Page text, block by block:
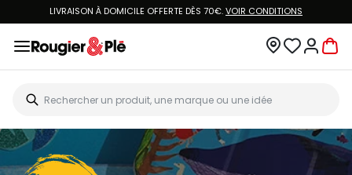
LIVRAISON À DOMICILE OFFERTE DÈS 70€.VOIR CONDITIONS